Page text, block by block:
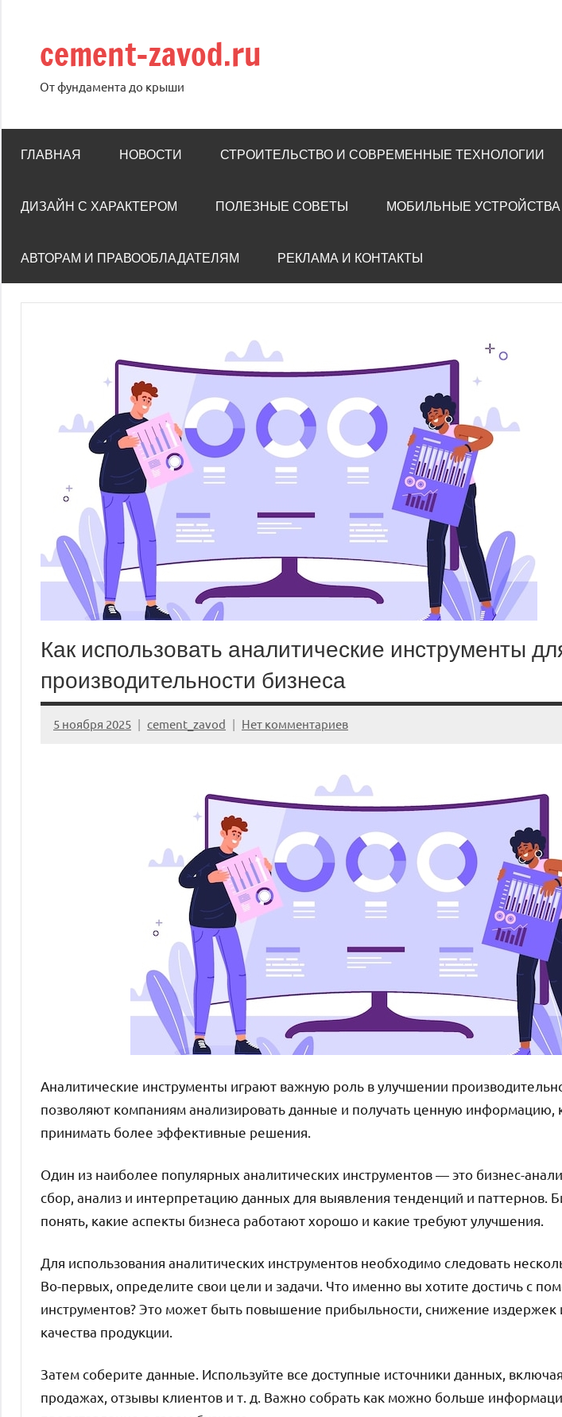
содержимому
cement-zavod.ru
От фундамента до крыши
ГЛАВНАЯ НОВОСТИ СТРОИТЕЛЬСТВО И СОВРЕМЕННЫЕ ТЕХНОЛОГИИ
ДИЗАЙН С ХАРАКТЕРОМ ПОЛЕЗНЫЕ СОВЕТЫ МОБИЛЬНЫЕ УСТРОЙСТВА
АВТОРАМ И ПРАВООБЛАДАТЕЛЯМ РЕКЛАМА И КОНТАКТЫ
Как использовать аналитические инструменты
производительности бизнеса
5 ноября 2025 cement_zavod Нет комментариев
Аналитические инструменты играют важную роль в улучшении
позволяют компаниям анализировать данные и получать ценную информацию,
принимать более эффективные решения.
Один из наиболее популярных аналитических инструментов — это бизнес-
сбор, анализ и интерпретацию данных для выявления тенденций и паттернов.
понять, какие аспекты бизнеса работают хорошо и какие требуют улучшения.
Для использования аналитических инструментов необходимо следовать
Во-первых, определите свои цели и задачи. Что именно вы хотите достичь с
инструментов? Это может быть повышение прибыльности, снижение издержек
качества продукции.
Затем соберите данные. Используйте все доступные источники данных,
продажах, отзывы клиентов и т. д. Важно собрать как можно больше